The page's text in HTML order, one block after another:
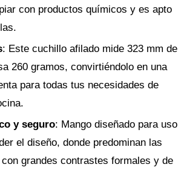
con productos químicos y es apto
: Este cuchillo afilado mide 323 mm de
260 gramos, convirtiéndolo en una
para todas tus necesidades de
y seguro: Mango diseñado para uso
el diseño, donde predominan las
grandes contrastes formales y de